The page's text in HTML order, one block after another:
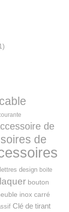
de
de
design boite
bouton
inox carré
Clé de tirant